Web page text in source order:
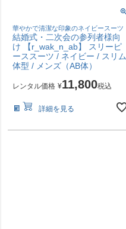
華やかで清潔な印象のネイビースーツ
結婚式・二次会の参列者様向
け 【r_wak_n_ab】 スリーピ
ーススーツ / ネイビー / スリム
体型 / メンズ（AB体）
レンタル価格 ¥11,800税込
詳細を見る